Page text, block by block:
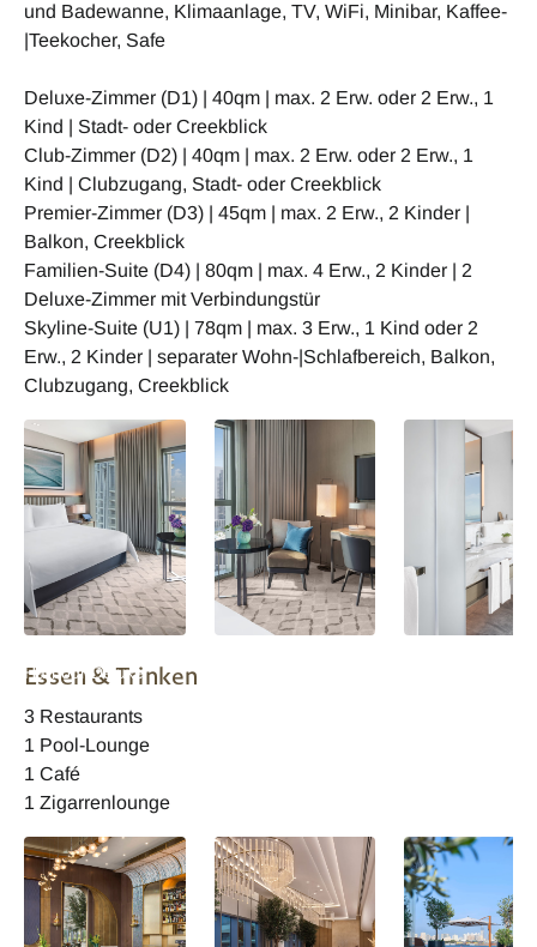
und Badewanne, Klimaanlage, TV, WiFi, Minibar, Kaffee-
|Teekocher, Safe
Deluxe-Zimmer (D1) | 40qm | max. 2 Erw. oder 2 Erw., 1
Kind | Stadt- oder Creekblick
Club-Zimmer (D2) | 40qm | max. 2 Erw. oder 2 Erw., 1
Kind | Clubzugang, Stadt- oder Creekblick
Premier-Zimmer (D3) | 45qm | max. 2 Erw., 2 Kinder |
Balkon, Creekblick
Familien-Suite (D4) | 80qm | max. 4 Erw., 2 Kinder | 2
Deluxe-Zimmer mit Verbindungstür
Skyline-Suite (U1) | 78qm | max. 3 Erw., 1 Kind oder 2
Erw., 2 Kinder | separater Wohn-|Schlafbereich, Balkon,
Clubzugang, Creekblick
Harbour Deluxe
Essen & Trinken
3 Restaurants
1 Pool-Lounge
1 Café
1 Zigarrenlounge